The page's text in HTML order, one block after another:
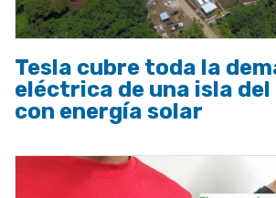
Tesla cubre toda la
eléctrica de una isla
con energía solar